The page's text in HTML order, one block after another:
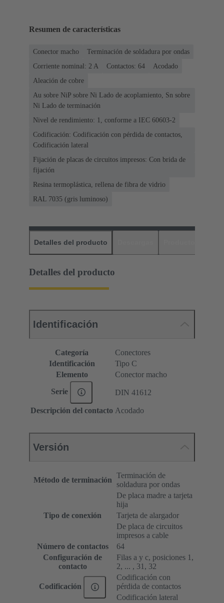
Resumen de características
Conector macho
Terminación de soldadura por ondas
Corriente nominal: ‌2 A
Contactos: 64
Acodado
Aleación de cobre
Au sobre NiP sobre Ni Lado de acoplamiento, Sn sobre
Ni Lado de terminación
Nivel de rendimiento: 1, conforme a IEC 60603-2
Codificación: Codificación con pérdida de contactos,
Codificación lateral
Fijación de placas de circuitos impresos: Con brida de
fijación
Resina termoplástica, rellena de fibra de vidrio
RAL 7035 (gris luminoso)
Detalles del producto
Detalles del producto
Identificación
Categoría
Conectores
Identificación
Tipo C
Elemento
Conector macho
Serie DIN 41612
Descripción del contacto Acodado
Versión
Método de terminación
Terminación de
soldadura por ondas
Tipo de conexión
De placa madre a tarjeta
hija
Tarjeta de alargador
De placa de circuitos
impresos a cable
Número de contactos
64
Configuración de
contacto
Filas a y c, posiciones 1,
2, ... , 31, 32
Codificación
Codificación con
pérdida de contactos
Codificación lateral